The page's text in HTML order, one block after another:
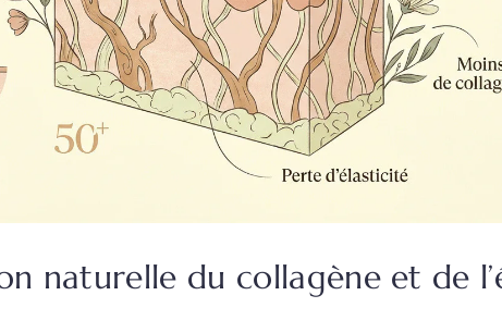
naturelle du collagène et de